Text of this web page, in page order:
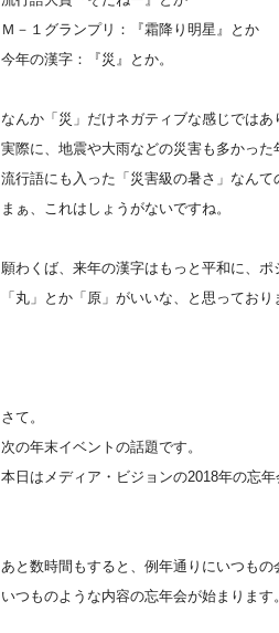
Ｍ－１グランプリ：『霜降り明星』とか
今年の漢字：『災』とか。
なんか「災」だけネガティブな感じでは
実際に、地震や大雨などの災害も多かった
流行語にも入った「災害級の暑さ」なんて
まぁ、これはしょうがないですね。
願わくば、来年の漢字はもっと平和に、ポ
「丸」とか「原」がいいな、と思ってお
さて。
次の年末イベントの話題です。
本日はメディア・ビジョンの2018年の忘年
あと数時間もすると、例年通りにいつもの
いつものような内容の忘年会が始まります。